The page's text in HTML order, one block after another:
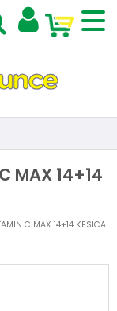
MAX 14+14
C MAX 14+14 KESICA